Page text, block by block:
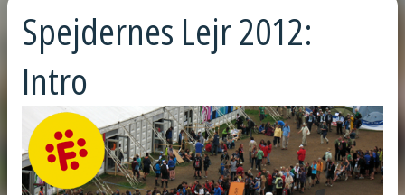
Spejdernes Lejr 2012:
Intro